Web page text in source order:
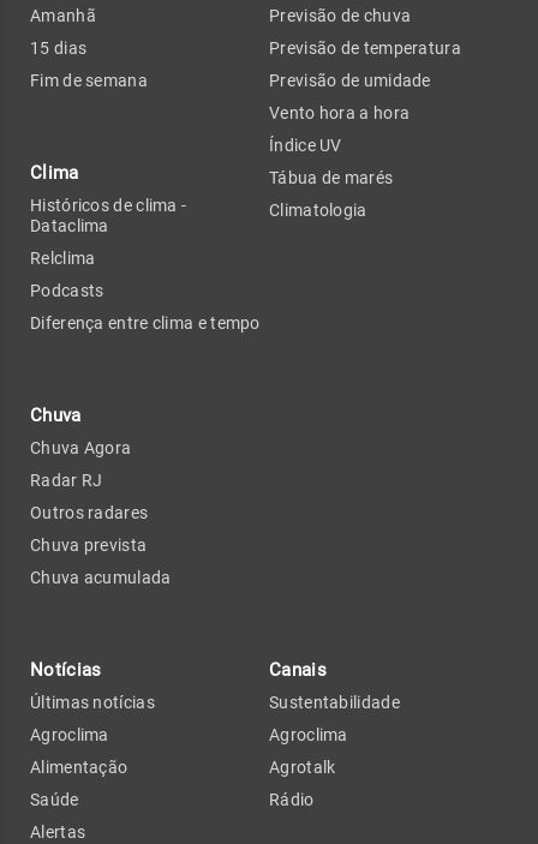
Amanhã
15 dias
Fim de semana
Clima
Históricos de clima -
Dataclima
Relclima
Podcasts
Diferença entre clima e tempo
Chuva
Chuva Agora
Radar RJ
Outros radares
Chuva prevista
Chuva acumulada
Previsão de chuva
Previsão de temperatura
Previsão de umidade
Vento hora a hora
Índice UV
Tábua de marés
Climatologia
Notícias
Últimas notícias
Agroclima
Alimentação
Saúde
Alertas
Canais
Sustentabilidade
Agroclima
Agrotalk
Rádio